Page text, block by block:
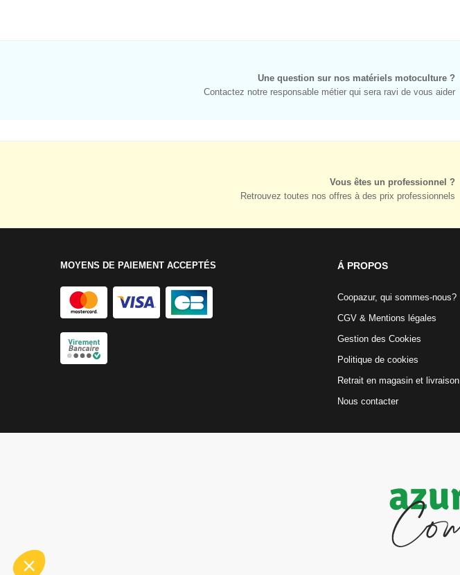
Une question sur nos matériels motoculture ?
Contactez notre responsable métier qui sera ravi de vous aider
Vous êtes un professionnel ?
Retrouvez toutes nos offres à des prix professionnels
MOYENS DE PAIEMENT ACCEPTÉS Á PROPOS
Coopazur, qui sommes-nous?
CGV & Mentions légales
Gestion des Cookies
Politique de cookies
Retrait en magasin et livraison
Nous contacter